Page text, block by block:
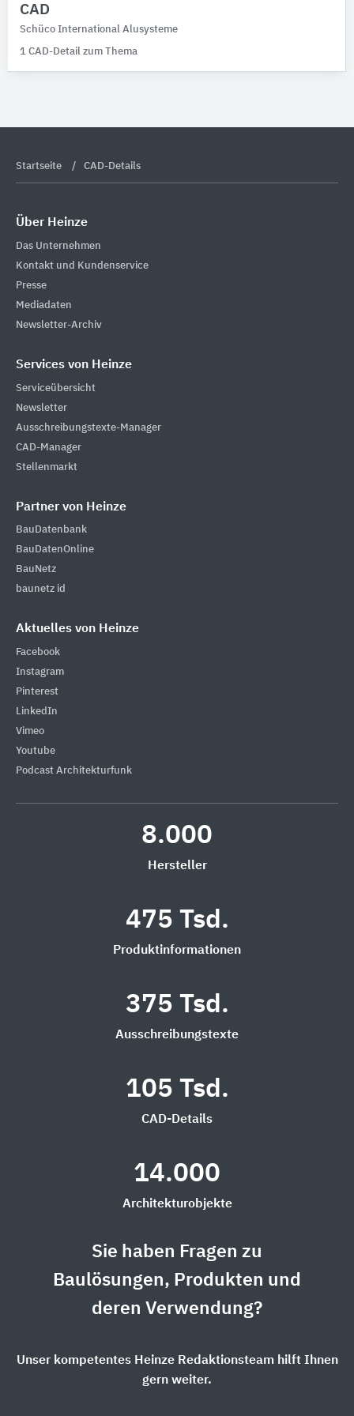
CAD
Schüco International Alusysteme
1 CAD-Detail zum Thema
Startseite CAD-Details
Über Heinze
Das Unternehmen
Kontakt und Kundenservice
Presse
Mediadaten
Newsletter-Archiv
Services von Heinze
Serviceübersicht
Newsletter
Ausschreibungstexte-Manager
CAD-Manager
Stellenmarkt
Partner von Heinze
BauDatenbank
BauDatenOnline
BauNetz
baunetz id
Aktuelles von Heinze
Facebook
Instagram
Pinterest
LinkedIn
Vimeo
Youtube
Podcast Architekturfunk
8.000
Hersteller
475 Tsd.
Produktinformationen
375 Tsd.
Ausschreibungstexte
105 Tsd.
CAD-Details
14.000
Architekturobjekte
Sie haben Fragen zu
Baulösungen, Produkten und
deren Verwendung?
Unser kompetentes Heinze Redaktionsteam hilft Ihnen
gern weiter.